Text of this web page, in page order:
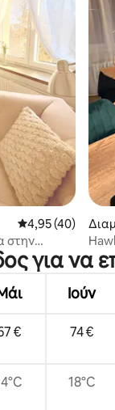
Μέση
4,95 (40)
στην
για να
Ιούν
€ 74 €
18°C